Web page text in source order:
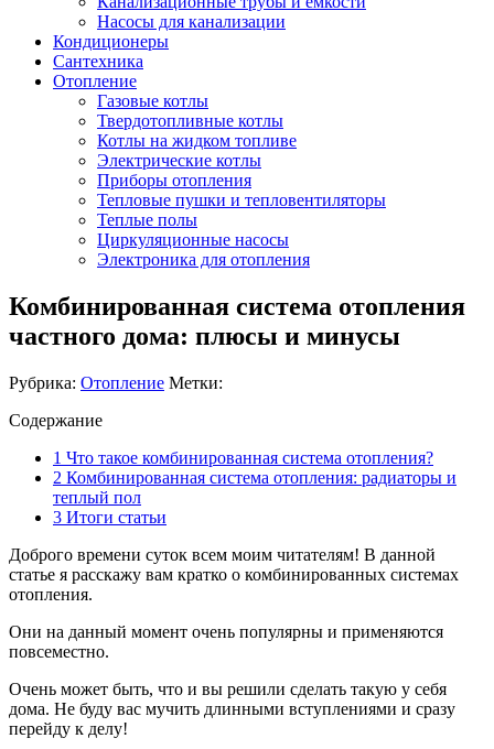
Насосы для канализации
Кондиционеры
Сантехника
Отопление
Газовые котлы
Твердотопливные котлы
Котлы на жидком топливе
Электрические котлы
Приборы отопления
Тепловые пушки и тепловентиляторы
Теплые полы
Циркуляционные насосы
Электроника для отопления
Комбинированная система отопления
частного дома: плюсы и минусы
Рубрика: Отопление Метки:
Содержание
1 Что такое комбинированная система отопления?
2 Комбинированная система отопления: радиаторы и
теплый пол
3 Итоги статьи
Доброго времени суток всем моим читателям! В данной
статье я расскажу вам кратко о комбинированных системах
отопления.
Они на данный момент очень популярны и применяются
повсеместно.
Очень может быть, что и вы решили сделать такую у себя
дома. Не буду вас мучить длинными вступлениями и сразу
перейду к делу!